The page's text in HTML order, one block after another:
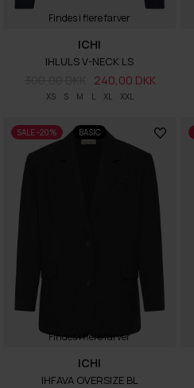
Findes i flere farver
XS S M L XL XXL
ICHI
IHLULS V-NECK LS
240,00 DKK
SALE -20% BASIC
Findes i flere farver
ICHI
IHFAVA OVERSIZE BL